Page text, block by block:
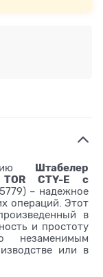
Штабелер
CTY-E с
– надежное
операций. Этот
в
и простоту
незаменимым
или в